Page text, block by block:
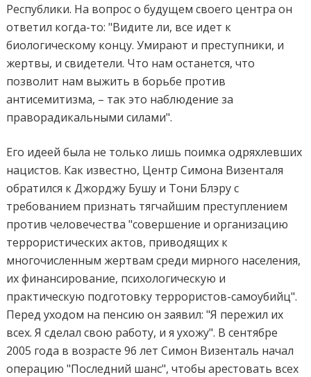
Республики. На вопрос о будущем своего центра он
ответил когда-то: "Видите ли, все идет к
биологическому концу. Умирают и преступники, и
жертвы, и свидетели. Что нам останется, что
позволит нам выжить в борьбе против
антисемитизма, – так это наблюдение за
праворадикальными силами".
Его идеей была не только лишь поимка одряхлевших
нацистов. Как известно, Центр Симона Визенталя
обратился к Джорджу Бушу и Тони Блэру с
требованием признать тягчайшим преступлением
против человечества "совершение и организацию
террористических актов, приводящих к
многочисленным жертвам среди мирного населения,
их финансирование, психологическую и
практическую подготовку террористов-самоубийц".
Перед уходом на пенсию он заявил: "Я пережил их
всех. Я сделал свою работу, и я ухожу". В сентябре
2005 года в возрасте 96 лет Симон Визенталь начал
операцию "Последний шанс", чтобы арестовать всех